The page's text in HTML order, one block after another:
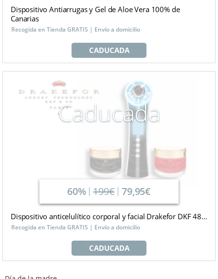
Dispositivo Antiarrugas y Gel de Aloe Vera 100% de
Canarias
Recogida en Tienda GRATIS | Envío a domicilio
CADUCADA
Caducada
60% 199€ 79,95€
Dispositivo anticelulítico corporal y facial Drakefor DKF 48...
Recogida en Tienda GRATIS | Envío a domicilio
CADUCADA